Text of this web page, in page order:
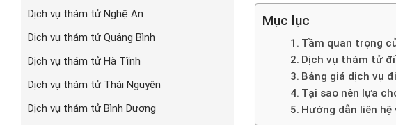
Dịch vụ thám tử Nghệ An
Dịch vụ thám tử Quảng Bình
Dịch vụ thám tử Hà Tĩnh
Dịch vụ thám tử Thái Nguyên
Dịch vụ thám tử Bình Dương
Mục lục
Tầm quan trọng
Dịch vụ thám tử
Bảng giá dịch vụ
Tại sao nên lựa
Hướng dẫn liên